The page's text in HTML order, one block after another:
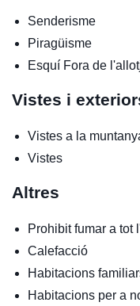
Senderisme
Piragüisme
Esquí Fora de
Vistes i
Vistes a la
Vistes
Altres
Prohibit fumar a tot
Calefacció
Habitacions
Habitacions per a